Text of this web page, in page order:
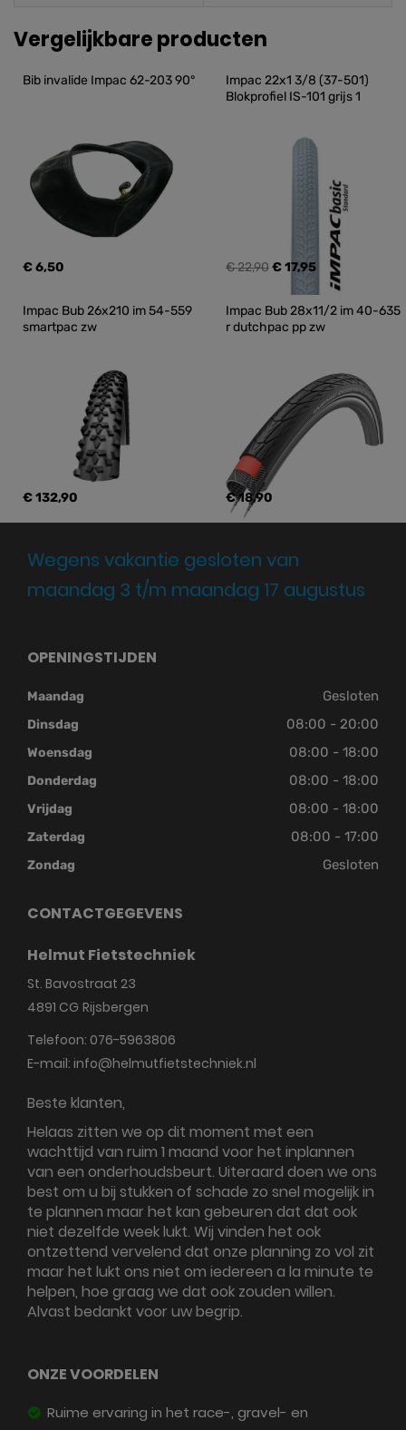
Vergelijkbare producten
Bib invalide Impac 62-203 90°
€ 6,50
Impac 22x1 3/8 (37-501)
Blokprofiel IS-101 grijs 1
€ 22,90€ 17,95
Impac Bub 26x210 im 54-559
smartpac zw
€ 132,90
Impac Bub 28x11/2 im 40-635
r dutchpac pp zw
€ 18,90
Wegens vakantie gesloten van
maandag 3 t/m maandag 17 augustus
OPENINGSTIJDEN
Maandag Gesloten
Dinsdag 08:00 - 20:00
Woensdag 08:00 - 18:00
Donderdag 08:00 - 18:00
Vrijdag 08:00 - 18:00
Zaterdag 08:00 - 17:00
Zondag Gesloten
CONTACTGEGEVENS
Helmut Fietstechniek
St. Bavostraat 23
4891 CG Rijsbergen
Telefoon: 076-5963806
E-mail: info@helmutfietstechniek.nl
Beste klanten,
Helaas zitten we op dit moment met een
wachttijd van ruim 1 maand voor het inplannen
van een onderhoudsbeurt. Uiteraard doen we ons
best om u bij stukken of schade zo snel mogelijk in
te plannen maar het kan gebeuren dat dat ook
niet dezelfde week lukt. Wij vinden het ook
ontzettend vervelend dat onze planning zo vol zit
maar het lukt ons niet om iedereen a la minute te
helpen, hoe graag we dat ook zouden willen.
Alvast bedankt voor uw begrip.
ONZE VOORDELEN
Ruime ervaring in het race-, gravel- en